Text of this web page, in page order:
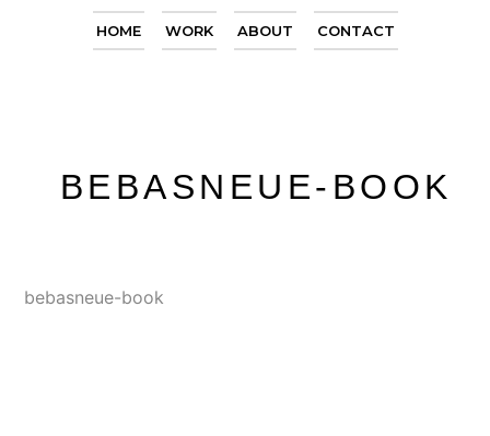
HOME WORK ABOUT CONTACT
BEBASNEUE-BOOK
bebasneue-book